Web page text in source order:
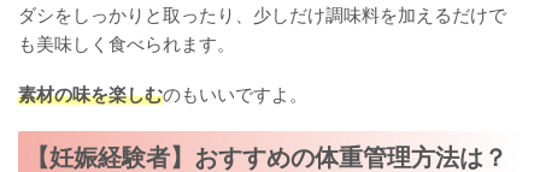
ダシをしっかりと取ったり、少しだけ調味料を加えるだけで
も美味しく食べられます。
素材の味を楽しむのもいいですよ。
【妊娠経験者】おすすめの体重管理方法は？